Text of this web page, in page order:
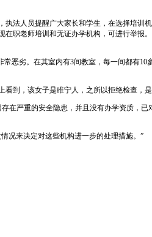
人员提醒广大家长和学生，在选择培训
老师培训和无证办学机构，可进行举报。
劣。在其室内有3间教室，每一间都有10
，该女子是睢宁人，之所以拒绝检查，是
严重的安全隐患，并且没有办学资质，已
况来决定对这些机构进一步的处理措施。”